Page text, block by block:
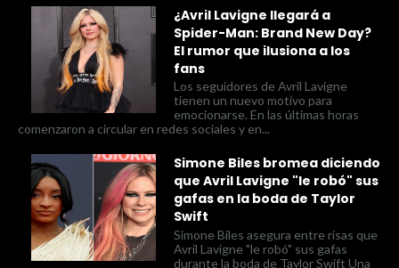
¿Avril Lavigne llegará a
Spider-Man: Brand New Day?
El rumor que ilusiona a los
fans
Los seguidores de Avril Lavigne
tienen un nuevo motivo para
emocionarse. En las últimas horas
comenzaron a circular en redes sociales y en...
Simone Biles bromea diciendo
que Avril Lavigne "le robó" sus
gafas en la boda de Taylor
Swift
Simone Biles asegura entre risas que
Avril Lavigne "le robó" sus gafas
durante la boda de Taylor Swift Una